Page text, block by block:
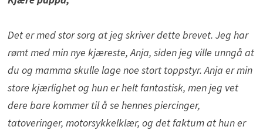
Det er med stor sorg at jeg skriver dette brevet. Jeg har
rømt med min nye kjæreste, Anja, siden jeg ville unngå at
du og mamma skulle lage noe stort toppstyr. Anja er min
store kjærlighet og hun er helt fantastisk, men jeg vet
dere bare kommer til å se hennes piercinger,
tatoveringer, motorsykkelklær, og det faktum at hun er